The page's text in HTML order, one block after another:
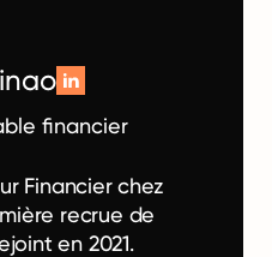
financier
Financier chez
recrue de
en 2021.